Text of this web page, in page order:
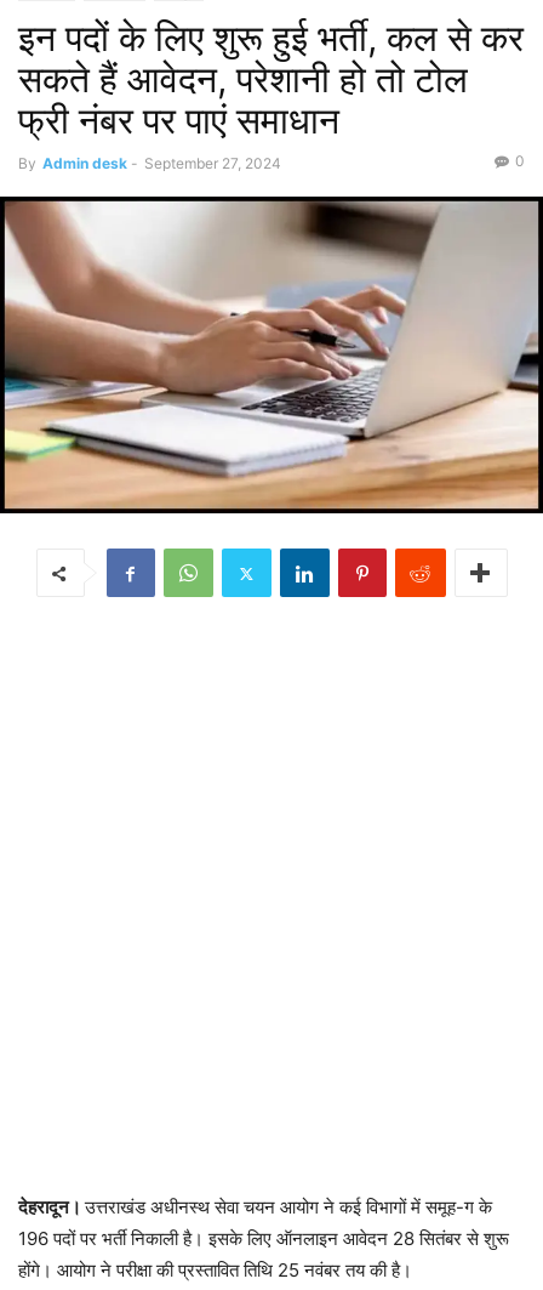
इन पदों के लिए शुरू हुई भर्ती, कल से कर
सकते हैं आवेदन, परेशानी हो तो टोल
फ्री नंबर पर पाएं समाधान
By Admin desk - September 27, 2024 0
देहरादून।उत्तराखंड अधीनस्थ सेवा चयन आयोग ने कई विभागों में समूह-ग के
196 पदों पर भर्ती निकाली है। इसके लिए ऑनलाइन आवेदन 28 सितंबर से शुरू
होंगे। आयोग ने परीक्षा की प्रस्तावित तिथि 25 नवंबर तय की है।